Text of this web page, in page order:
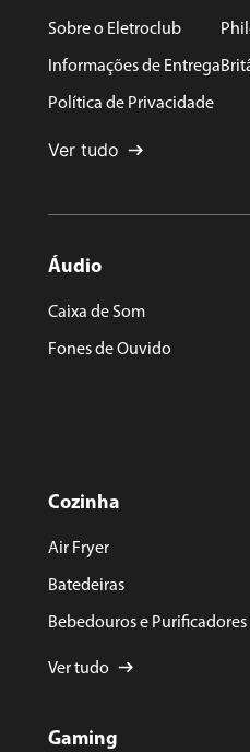
Sobre o Eletroclub
Informações de Entrega
Política de Privacidade
Ver tudo
Áudio
Caixa de Som
Fones de Ouvido
Cozinha
Air Fryer
Batedeiras
Bebedouros e Purificadores
Ver tudo
Gaming